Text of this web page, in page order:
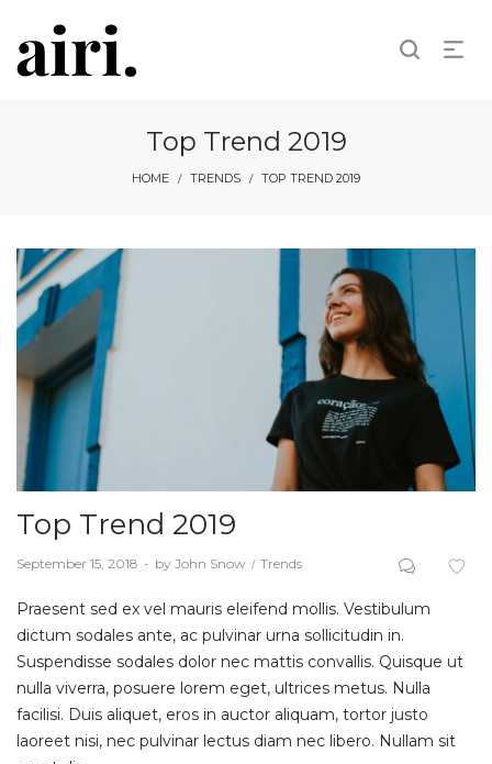
Top Trend 2019
HOME / TRENDS / TOP TREND 2019
Top Trend 2019
Posted
September 15, 2018 by John Snow
Posted
Trends
Praesent sed ex vel mauris eleifend mollis. Vestibulum
dictum sodales ante, ac pulvinar urna sollicitudin in.
Suspendisse sodales dolor nec mattis convallis. Quisque ut
nulla viverra, posuere lorem eget, ultrices metus. Nulla
facilisi. Duis aliquet, eros in auctor aliquam, tortor justo
laoreet nisi, nec pulvinar lectus diam nec libero. Nullam sit